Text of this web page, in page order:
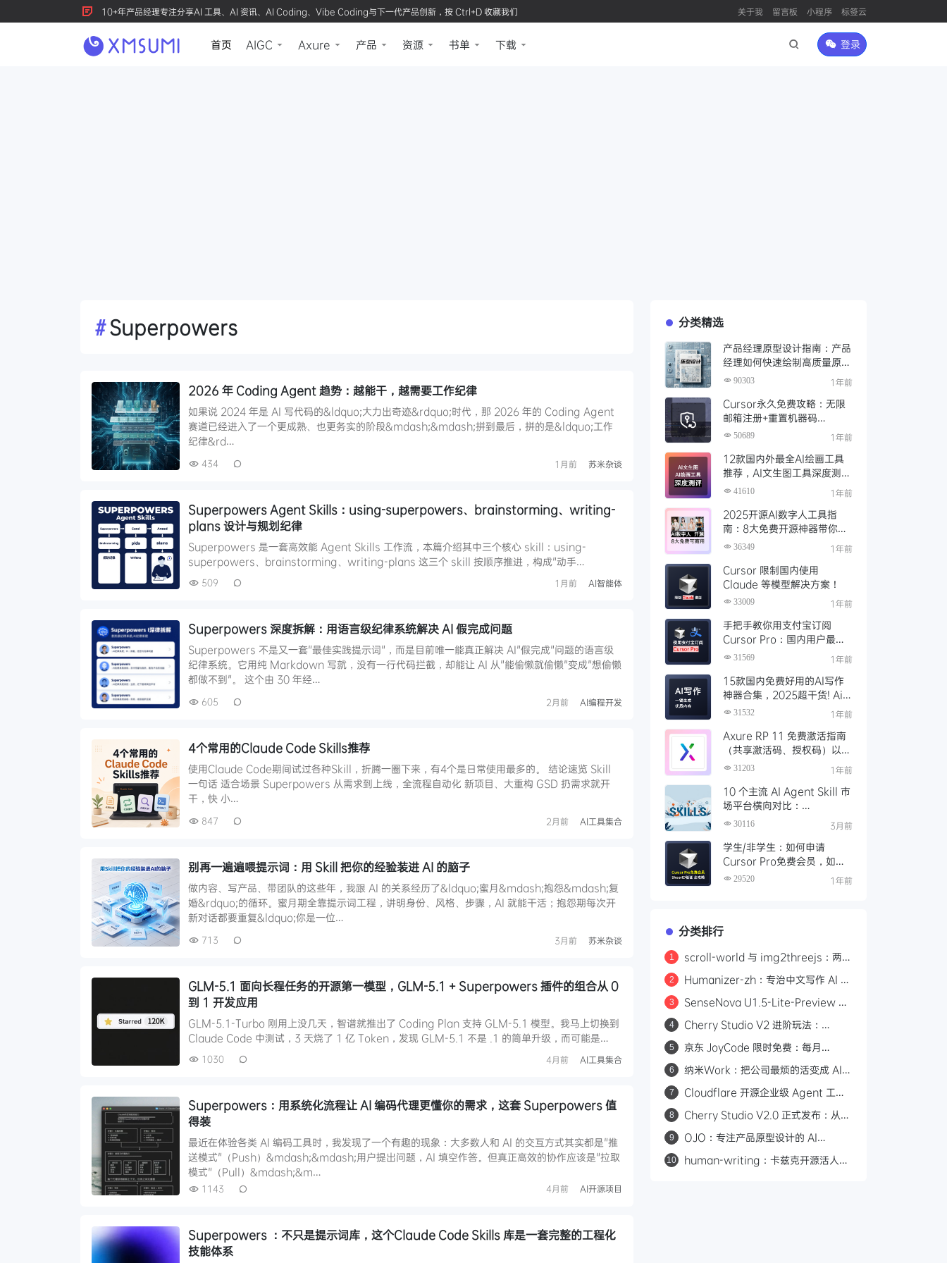
10+年产品经理专注分享AI 工具、AI 资讯、AI Coding、Vibe Coding与下一代产品创新，按 Ctrl+D 收藏我们 关于我 留言板 小程序 标签云
首页 AIGC Axure 产品 资源 书单 下载 登录
#Superpowers
2026 年 Coding Agent 趋势：越能干，越需要工作纪律
如果说 2024 年是 AI 写代码的&ldquo;大力出奇迹&rdquo;时代，那 2026 年的 Coding Agent
赛道已经进入了一个更成熟、也更务实的阶段&mdash;&mdash;拼到最后，拼的是&ldquo;工作
纪律&rd…
434 1月前 苏米杂谈
Superpowers Agent Skills：using-superpowers、brainstorming、writing-
plans 设计与规划纪律
Superpowers 是一套高效能 Agent Skills 工作流，本篇介绍其中三个核心 skill：using-
superpowers、brainstorming、writing-plans 这三个 skill 按顺序推进，构成"动手…
509 1月前 AI智能体
Superpowers 深度拆解：用语言级纪律系统解决 AI 假完成问题
Superpowers 不是又一套"最佳实践提示词"，而是目前唯一能真正解决 AI"假完成"问题的语言级
纪律系统。它用纯 Markdown 写就，没有一行代码拦截，却能让 AI 从"能偷懒就偷懒"变成"想偷懒
都做不到"。 这个由 30 年经…
605 2月前 AI编程开发
4个常用的Claude Code Skills推荐
使用Claude Code期间试过各种Skill，折腾一圈下来，有4个是日常使用最多的。 结论速览 Skill
一句话 适合场景 Superpowers 从需求到上线，全流程自动化 新项目、大重构 GSD 扔需求就开
干，快 小…
847 2月前 AI工具集合
别再一遍遍喂提示词：用 Skill 把你的经验装进 AI 的脑子
做内容、写产品、带团队的这些年，我跟 AI 的关系经历了&ldquo;蜜月&mdash;抱怨&mdash;复
婚&rdquo;的循环。蜜月期全靠提示词工程，讲明身份、风格、步骤，AI 就能干活；抱怨期每次开
新对话都要重复&ldquo;你是一位…
713 3月前 苏米杂谈
GLM-5.1 面向长程任务的开源第一模型，GLM-5.1 + Superpowers 插件的组合从 0
到 1 开发应用
GLM-5.1-Turbo 刚用上没几天，智谱就推出了 Coding Plan 支持 GLM-5.1 模型。我马上切换到
Claude Code 中测试，3 天烧了 1 亿 Token，发现 GLM-5.1 不是 .1 的简单升级，而可能是…
1030 4月前 AI工具集合
Superpowers：用系统化流程让 AI 编码代理更懂你的需求，这套 Superpowers 值
得装
最近在体验各类 AI 编码工具时，我发现了一个有趣的现象：大多数人和 AI 的交互方式其实都是"推
送模式"（Push）&mdash;&mdash;用户提出问题，AI 填空作答。但真正高效的协作应该是"拉取
模式"（Pull）&mdash;&m…
1143 4月前 AI开源项目
Superpowers ：不只是提示词库，这个Claude Code Skills 库是一套完整的工程化
技能体系
分类精选
产品经理原型设计指南：产品
经理如何快速绘制高质量原
型？（附步骤与资源）
90303 1年前
Cursor永久免费攻略：无限
邮箱注册+重置机器码
+Cursor试用期重置工具实现
50689 1年前
12款国内外最全AI绘画工具
推荐，AI文生图工具深度测评
与场景化对比
41610 1年前
2025开源AI数字人工具指
南：8大免费开源神器带你免
费解锁可商用的AI数字人
36349 1年前
Cursor 限制国内使用
Claude 等模型解决方案！
33009 1年前
手把手教你用支付宝订阅
Cursor Pro：国内用户最全
开通教程（附取消自动扣费）
31569 1年前
15款国内免费好用的AI写作
神器合集，2025超干货! Ai
写作工具推荐，支持论文长文
31532 1年前
Axure RP 11 免费激活指南
（共享激活码、授权码）以及
永久激活方法分享
31203 1年前
10 个主流 AI Agent Skill 市
场平台横向对比：
Clawhub、Skillsmp、
30116 3月前
学生/非学生：如何申请
Cursor Pro免费会员，如何
通过SheerID验证快速激活全
29520 1年前
分类排行
1
scroll-world 与 img2threejs：两个
做网页和 3D 模型
2
Humanizer-zh：专治中文写作 AI 味
3
SenseNova U1.5-Lite-Preview 开
4K 图像生成与编辑
4
Cherry Studio V2 进阶玩法：
生态
5
京东 JoyCode 限时免费：每月
大模型
6
纳米Work：把公司最烦的活变成 AI
7
Cloudflare 开源企业级 Agent 工作
8
Cherry Studio V2.0 正式发布：从
能工作站
9
OJO：专注产品原型设计的 AI
10
human-writing：卡兹克开源活人感